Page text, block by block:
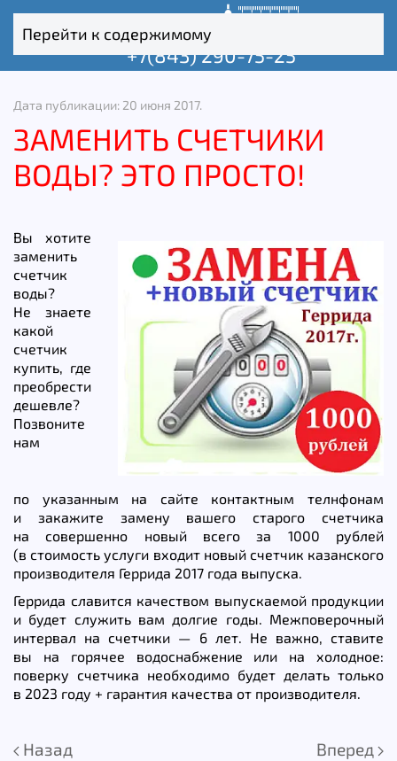
Перейти к содержимому
+7(843) 290-75-25
Дата публикации: 20 июня 2017.
ЗАМЕНИТЬ СЧЕТЧИКИ
ВОДЫ? ЭТО ПРОСТО!
Вы хотите
заменить
счетчик
воды?
Не знаете
какой
счетчик
купить, где
преобрести
дешевле?
Позвоните
нам
по указанным на сайте контактным телнфонам
и закажите замену вашего старого счетчика
на совершенно новый всего за 1000 рублей
(в стоимость услуги входит новый счетчик казанского
производителя Геррида 2017 года выпуска.
Геррида славится качеством выпускаемой продукции
и будет служить вам долгие годы. Межповерочный
интервал на счетчики — 6 лет. Не важно, ставите
вы на горячее водоснабжение или на холодное:
поверку счетчика необходимо будет делать только
в 2023 году + гарантия качества от производителя.
Назад Вперед